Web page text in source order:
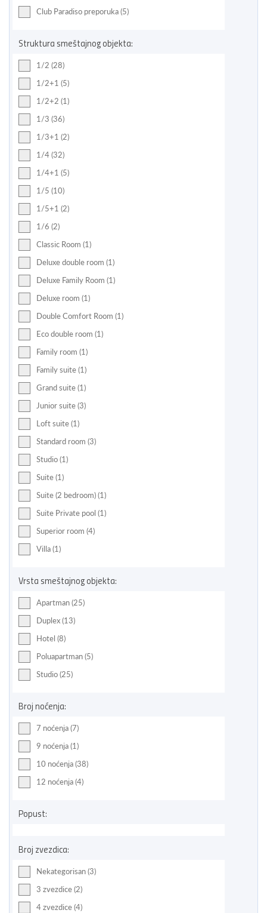
Club Paradiso preporuka (5)
Struktura smeštajnog objekta:
1/2 (28)
1/2+1 (5)
1/2+2 (1)
1/3 (36)
1/3+1 (2)
1/4 (32)
1/4+1 (5)
1/5 (10)
1/5+1 (2)
1/6 (2)
Classic Room (1)
Deluxe double room (1)
Deluxe Family Room (1)
Deluxe room (1)
Double Comfort Room (1)
Eco double room (1)
Family room (1)
Family suite (1)
Grand suite (1)
Junior suite (3)
Loft suite (1)
Standard room (3)
Studio (1)
Suite (1)
Suite (2 bedroom) (1)
Suite Private pool (1)
Superior room (4)
Villa (1)
Vrsta smeštajnog objekta:
Apartman (25)
Duplex (13)
Hotel (8)
Poluapartman (5)
Studio (25)
Broj noćenja:
7 noćenja (7)
9 noćenja (1)
10 noćenja (38)
12 noćenja (4)
Popust:
Broj zvezdica:
Nekategorisan (3)
3 zvezdice (2)
4 zvezdice (4)